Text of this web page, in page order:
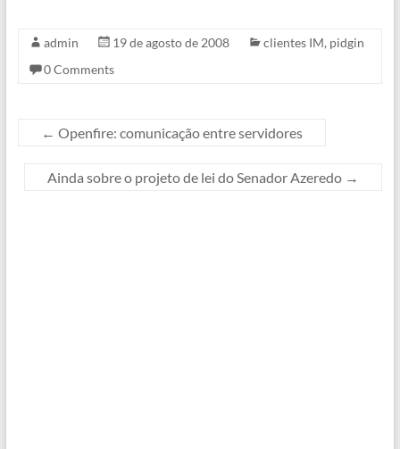
lo atualize o software
agora.O outro lançamento
foi realizado na semana
admin 19 de agosto de 2008 clientes IM, pidgin
0 Comments
← Openfire: comunicação entre servidores
Ainda sobre o projeto de lei do Senador Azeredo →